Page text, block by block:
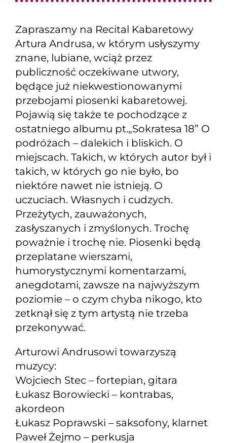
Zapraszamy na Recital Kabaretowy
Artura Andrusa, w którym usłyszymy
znane, lubiane, wciąż przez
publiczność oczekiwane utwory,
będące już niekwestionowanymi
przebojami piosenki kabaretowej.
Pojawią się także te pochodzące z
ostatniego albumu pt.„Sokratesa 18” O
podróżach – dalekich i bliskich. O
miejscach. Takich, w których autor był i
takich, w których go nie było, bo
niektóre nawet nie istnieją. O
uczuciach. Własnych i cudzych.
Przeżytych, zauważonych,
zasłyszanych i zmyślonych. Trochę
poważnie i trochę nie. Piosenki będą
przeplatane wierszami,
humorystycznymi komentarzami,
anegdotami, zawsze na najwyższym
poziomie – o czym chyba nikogo, kto
zetknął się z tym artystą nie trzeba
przekonywać.
Arturowi Andrusowi towarzyszą
muzycy:
Wojciech Stec – fortepian, gitara
Łukasz Borowiecki – kontrabas,
akordeon
Łukasz Poprawski – saksofony, klarnet
Paweł Żejmo – perkusja